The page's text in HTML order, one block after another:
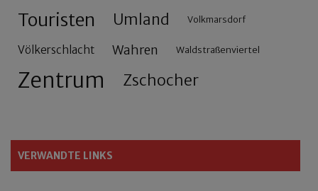
Touristen Umland Volkmarsdorf
Völkerschlacht Wahren Waldstraßenviertel
Zentrum Zschocher
VERWANDTE LINKS